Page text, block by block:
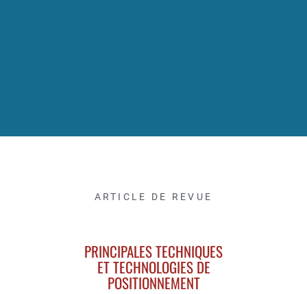
ARTICLE DE REVUE
PRINCIPALES TECHNIQUES
ET TECHNOLOGIES DE
POSITIONNEMENT